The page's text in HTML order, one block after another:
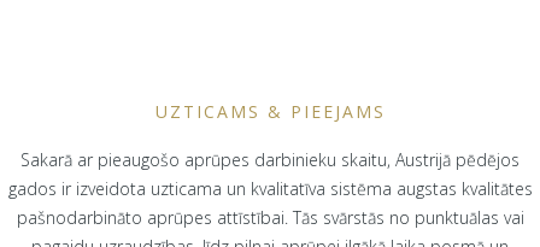
UZTICAMS & PIEEJAMS
Sakarā ar pieaugošo aprūpes darbinieku skaitu, Austrijā pēdējos
gados ir izveidota uzticama un kvalitatīva sistēma augstas kvalitātes
pašnodarbināto aprūpes attīstībai. Tās svārstās no punktuālas vai